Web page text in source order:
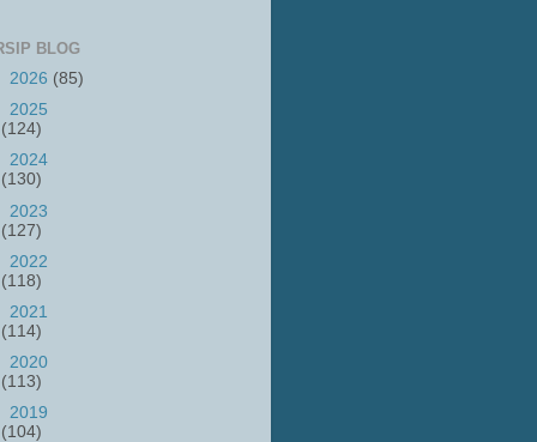
BLOG
2026 (85)
2025
(124)
2024
(130)
2023
(127)
2022
(118)
2021
(114)
2020
(113)
2019
(104)